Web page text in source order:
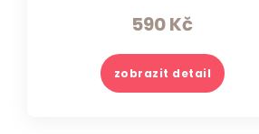
590Kč
zobrazit detail